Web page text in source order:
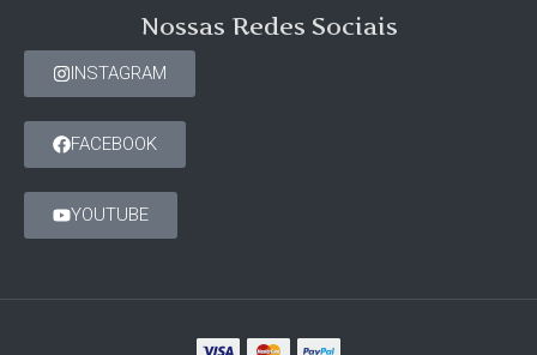
Nossas Redes Sociais
INSTAGRAM
FACEBOOK
YOUTUBE